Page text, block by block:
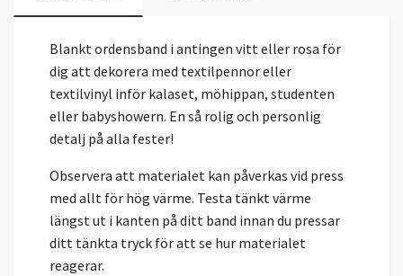
Blankt ordensband i antingen vitt eller rosa för
dig att dekorera med textilpennor eller
textilvinyl inför kalaset, möhippan, studenten
eller babyshowern. En så rolig och personlig
detalj på alla fester!
Observera att materialet kan påverkas vid press
med allt för hög värme. Testa tänkt värme
längst ut i kanten på ditt band innan du pressar
ditt tänkta tryck för att se hur materialet
reagerar.